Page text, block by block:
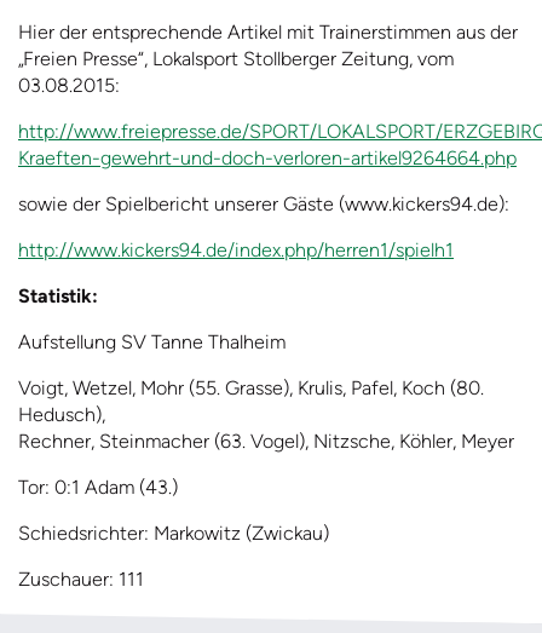
Hier der entsprechende Artikel mit Trainerstimmen aus der
„Freien Presse“, Lokalsport Stollberger Zeitung, vom
03.08.2015:
http://www.freiepresse.de/SPORT/LOKALSPORT/
Kraeften-gewehrt-und-doch-verloren-artikel9264664.php
sowie der Spielbericht unserer Gäste (www.kickers94.de):
http://www.kickers94.de/index.php/herren1/spielh1
Statistik:
Aufstellung SV Tanne Thalheim
Voigt, Wetzel, Mohr (55. Grasse), Krulis, Pafel, Koch (80.
Hedusch),
Rechner, Steinmacher (63. Vogel), Nitzsche, Köhler, Meyer
Tor: 0:1 Adam (43.)
Schiedsrichter: Markowitz (Zwickau)
Zuschauer: 111